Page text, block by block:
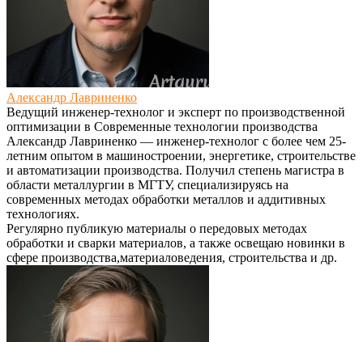
Александр Лавриненко
Ведущий инженер-технолог и эксперт по производственной
оптимизации в Современные технологии производства
Александр Лавриненко — инженер-технолог с более чем 25-
летним опытом в машиностроении, энергетике, строительстве
и автоматизации производства. Получил степень магистра в
области металлургии в МГТУ, специализируясь на
современных методах обработки металлов и аддитивных
технологиях.
Регулярно публикую материалы о передовых методах
обработки и сварки материалов, а также освещаю новинки в
сфере производства,материаловедения, строительства и др.